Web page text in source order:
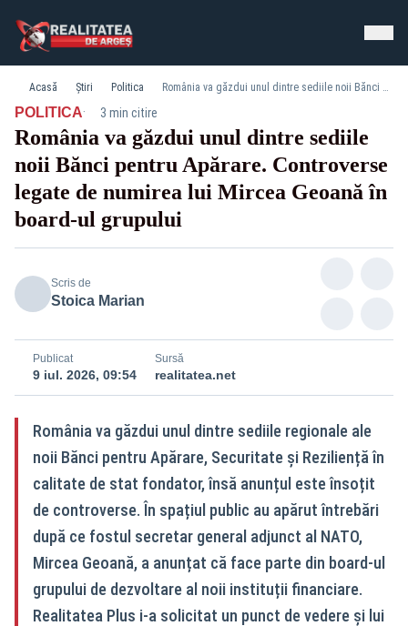
Acasă Știri Politica România va găzdui unul dintre sediile noii Bănci pentru Apărare. Controverse legate de numirea lui Mircea Geoană în board-ul grupului
POLITICA· 3 min citire
România va găzdui unul dintre sediile
noii Bănci pentru Apărare. Controverse
legate de numirea lui Mircea Geoană în
board-ul grupului
Scris de
Stoica Marian
Publicat
9 iul. 2026, 09:54
Sursă
realitatea.net
România va găzdui unul dintre sediile regionale ale
noii Bănci pentru Apărare, Securitate și Reziliență în
calitate de stat fondator, însă anunțul este însoțit
de controverse. În spațiul public au apărut întrebări
după ce fostul secretar general adjunct al NATO,
Mircea Geoană, a anunțat că face parte din board-ul
grupului de dezvoltare al noii instituții financiare.
Realitatea Plus i-a solicitat un punct de vedere și lui